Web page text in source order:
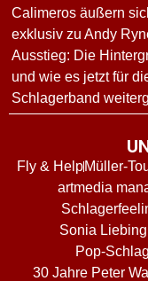
Calimeros äußern
exklusiv zu Andy
Ausstieg: Die
und wie es jetzt für
Schlagerband
Fly & HelpMüller-
artmedia
Sonia
Pop-
30 Jahre Peter